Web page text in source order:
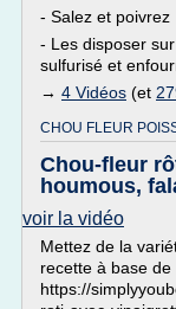
- Salez et poivrez
- Les disposer
sulfurisé et
→ 4 Vidéos (et
CHOU FLEUR
Chou-fleur
houmous,
voir la vidéo
Mettez de la
recette à base
https://